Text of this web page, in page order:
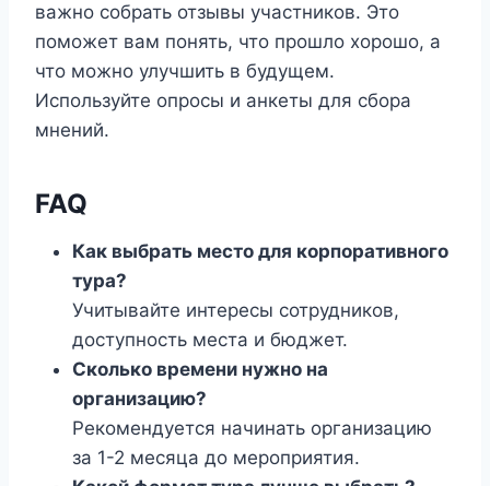
важно собрать отзывы участников. Это
поможет вам понять, что прошло хорошо, а
что можно улучшить в будущем.
Используйте опросы и анкеты для сбора
мнений.
FAQ
Как выбрать место для корпоративного
тура?
Учитывайте интересы сотрудников,
доступность места и бюджет.
Сколько времени нужно на
организацию?
Рекомендуется начинать организацию
за 1-2 месяца до мероприятия.